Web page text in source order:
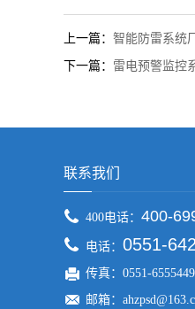
上一篇： 智能防雷系统
下一篇： 雷电预警监控
联系我们
400电话： 400-
电话： 0551-
传真：0551-
邮箱：